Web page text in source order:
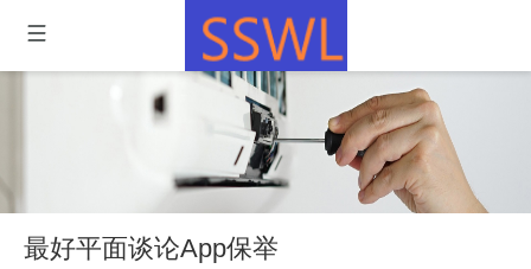
最好平面谈论App保举